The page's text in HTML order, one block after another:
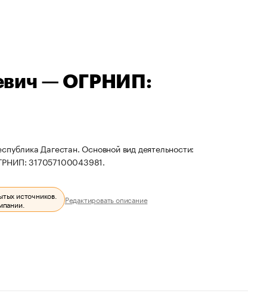
— ОГРНИП:
Дагестан. Основной вид деятельности:
317057100043981.
источников.
Редактировать описание